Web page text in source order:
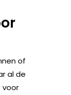
of
al de
voor